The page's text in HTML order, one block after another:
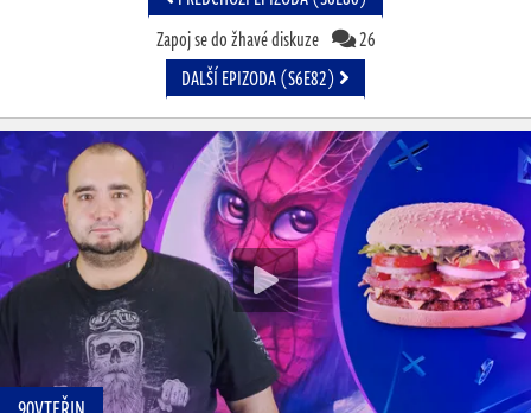
Zapoj se do žhavé diskuze
26
DALŠÍ EPIZODA (S6E82)